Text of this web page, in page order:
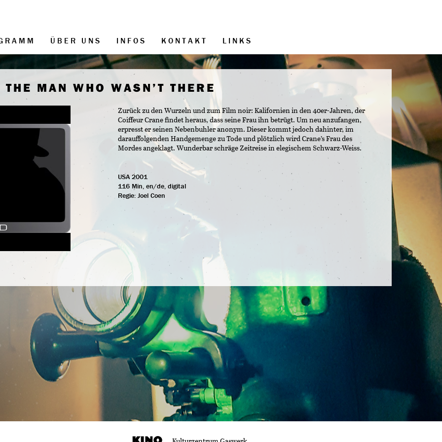
ÜBER UNS INFOS KONTAKT LINKS
THE MAN WHO WASN’T THERE
Zurück zu den Wurzeln und zum Film noir: Kalifornien in den 40er-Jahren, der
Coiffeur Crane findet heraus, dass seine Frau ihn betrügt. Um neu anzufangen,
erpresst er seinen Nebenbuhler anonym. Dieser kommt jedoch dahinter, im
darauffolgenden Handgemenge zu Tode und plötzlich wird Crane’s Frau des
Mordes angeklagt. Wunderbar schräge Zeitreise in elegischem Schwarz-Weiss.
USA 2001
116 Min, en/de, digital
Regie: Joel Coen